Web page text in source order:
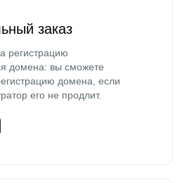
заказ
регистрацию
домена: вы сможете
домена, если
его не продлит.